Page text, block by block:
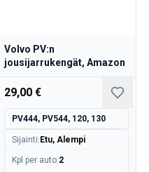
Volvo PV:n
jousijarrukengät, Amazon
29,00 €
PV444, PV544, 120, 130
Sijainti: Etu, Alempi
Kpl per auto:2